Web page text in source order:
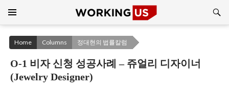
CONTENT
Home Columns 정대현의 법률칼럼
O-1 비자 신청 성공사례 – 쥬얼리 디자이너
(Jewelry Designer)